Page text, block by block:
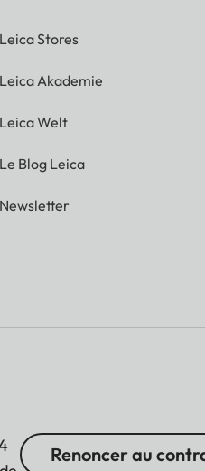
Leica Stores
Leica Akademie
Leica Welt
Le Blog Leica
Newsletter
Renoncer au